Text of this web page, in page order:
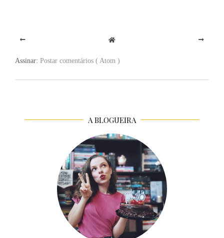
Assinar: Postar comentários ( Atom )
A BLOGUEIRA